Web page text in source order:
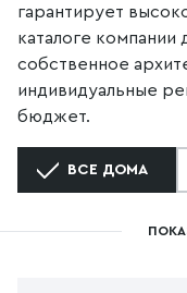
гарантирует
каталоге компании
собственное
индивидуальные
бюджет.
ВСЕ ДОМА